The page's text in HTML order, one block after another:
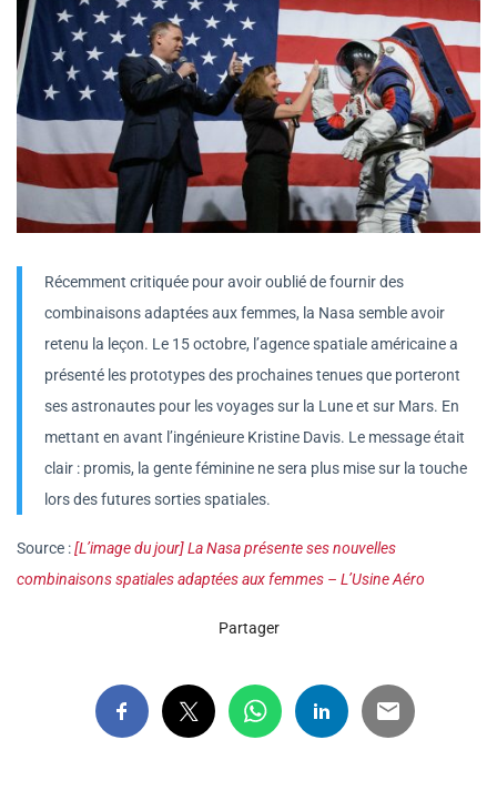
Récemment critiquée pour avoir oublié de fournir des
combinaisons adaptées aux femmes, la Nasa semble avoir
retenu la leçon. Le 15 octobre, l’agence spatiale américaine a
présenté les prototypes des prochaines tenues que porteront
ses astronautes pour les voyages sur la Lune et sur Mars. En
mettant en avant l’ingénieure Kristine Davis. Le message était
clair : promis, la gente féminine ne sera plus mise sur la touche
lors des futures sorties spatiales.
Source :[L’image du jour] La Nasa présente ses nouvelles
combinaisons spatiales adaptées aux femmes – L’Usine Aéro
Partager